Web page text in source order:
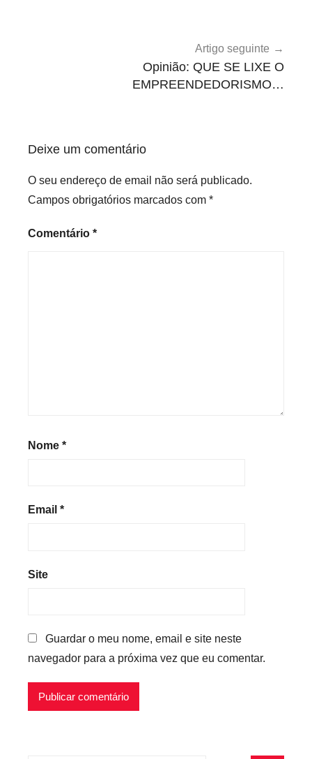
Artigo seguinte
Opinião: QUE SE LIXE O
EMPREENDEDORISMO…
Deixe um comentário
O seu endereço de email não será publicado.
Campos obrigatórios marcados com *
Comentário *
Nome *
Email *
Site
Guardar o meu nome, email e site neste
navegador para a próxima vez que eu comentar.